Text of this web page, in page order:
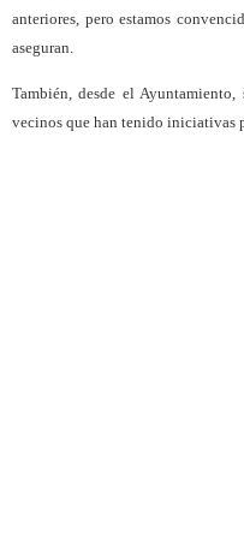
anteriores, pero estamos
aseguran.
También, desde el
vecinos que han tenido iniciativas